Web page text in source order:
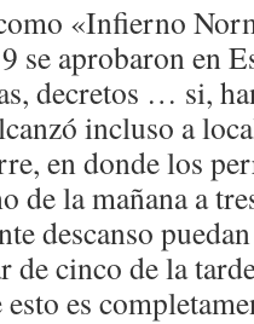
«Infierno
se aprobaron en
decretos … si,
incluso a
en donde los
de la mañana a
descanso
de cinco de la
es